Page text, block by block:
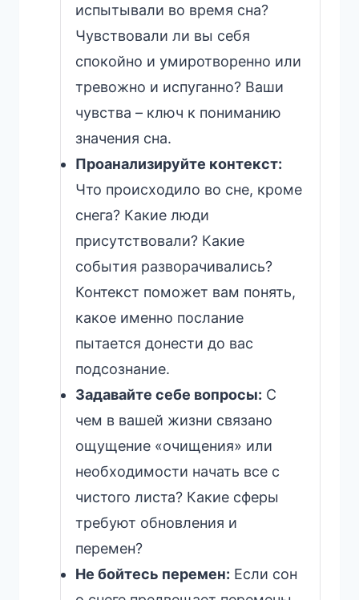
испытывали во время сна?
Чувствовали ли вы себя
спокойно и умиротворенно или
тревожно и испуганно? Ваши
чувства – ключ к пониманию
значения сна.
Проанализируйте контекст:
Что происходило во сне, кроме
снега? Какие люди
присутствовали? Какие
события разворачивались?
Контекст поможет вам понять,
какое именно послание
пытается донести до вас
подсознание.
Задавайте себе вопросы: С
чем в вашей жизни связано
ощущение «очищения» или
необходимости начать все с
чистого листа? Какие сферы
требуют обновления и
перемен?
Не бойтесь перемен: Если сон